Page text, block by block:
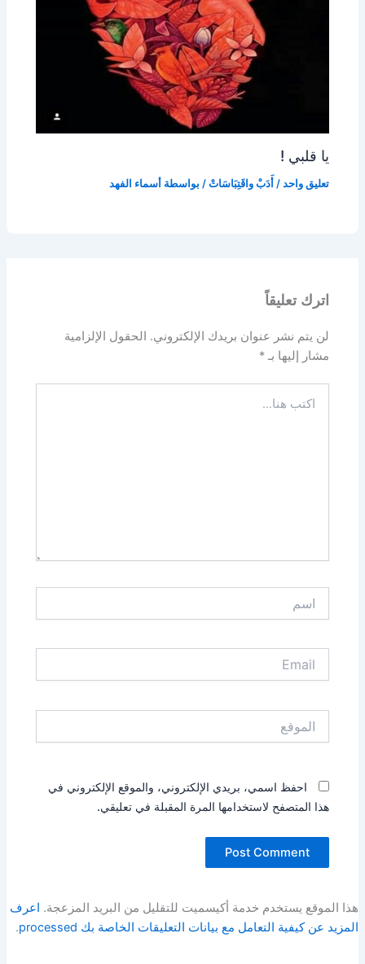
يا قلبي !
تعليق واحد / أَدَبْ واقَتِبَاسَاتْ / بواسطة أسماء الفهد
اترك تعليقاً
لن يتم نشر عنوان بريدك الإلكتروني. الحقول الإلزامية
مشار إليها بـ*
هنا...
احفظ اسمي، بريدي الإلكتروني، والموقع الإلكتروني في
هذا المتصفح لاستخدامها المرة المقبلة في تعليقي.
هذا الموقع يستخدم خدمة أكيسميت للتقليل من البريد المزعجة. اعرف
المزيد عن كيفية التعامل مع بيانات التعليقات الخاصة بك processed
.